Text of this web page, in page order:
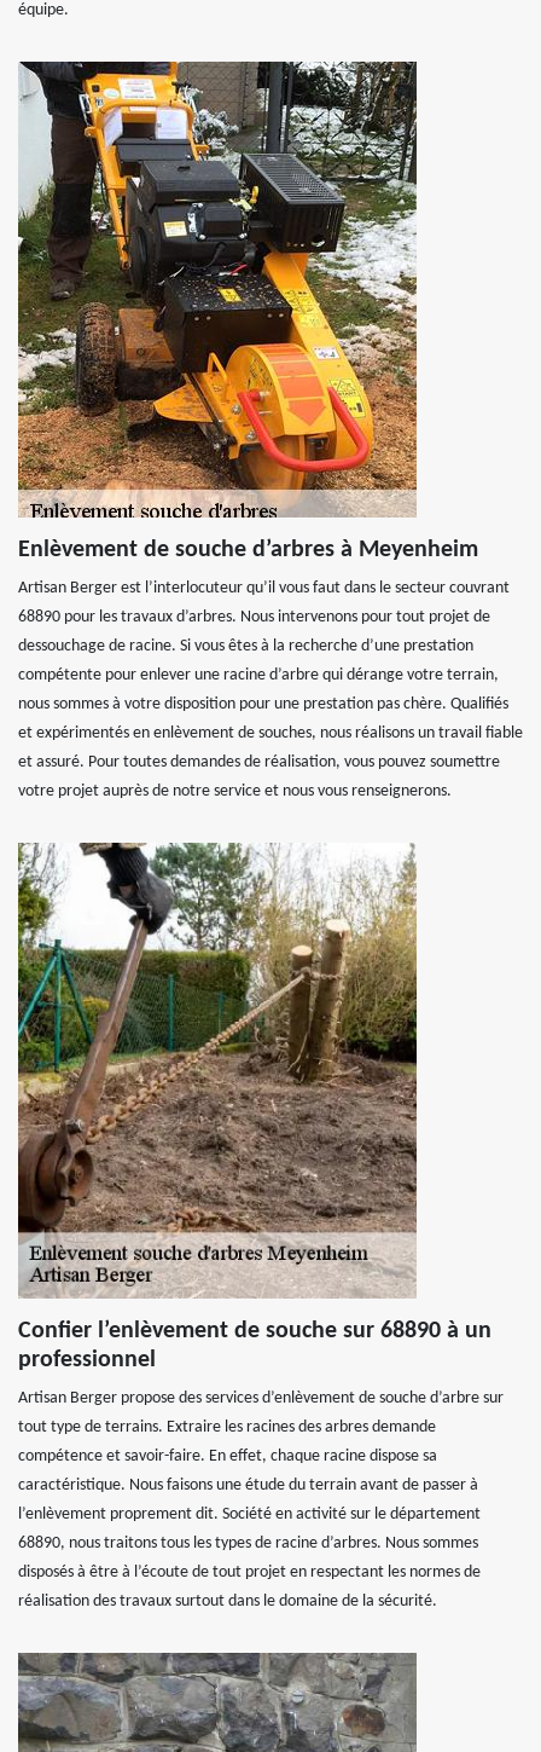
équipe.
Enlèvement de souche d’arbres à Meyenheim
Artisan Berger est l’interlocuteur qu’il vous faut dans le secteur couvrant
68890 pour les travaux d’arbres. Nous intervenons pour tout projet de
dessouchage de racine. Si vous êtes à la recherche d’une prestation
compétente pour enlever une racine d’arbre qui dérange votre terrain,
nous sommes à votre disposition pour une prestation pas chère. Qualifiés
et expérimentés en enlèvement de souches, nous réalisons un travail fiable
et assuré. Pour toutes demandes de réalisation, vous pouvez soumettre
votre projet auprès de notre service et nous vous renseignerons.
Confier l’enlèvement de souche sur 68890 à un
professionnel
Artisan Berger propose des services d’enlèvement de souche d’arbre sur
tout type de terrains. Extraire les racines des arbres demande
compétence et savoir-faire. En effet, chaque racine dispose sa
caractéristique. Nous faisons une étude du terrain avant de passer à
l’enlèvement proprement dit. Société en activité sur le département
68890, nous traitons tous les types de racine d’arbres. Nous sommes
disposés à être à l’écoute de tout projet en respectant les normes de
réalisation des travaux surtout dans le domaine de la sécurité.